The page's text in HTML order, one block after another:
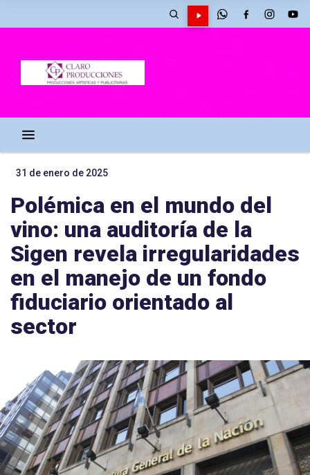
31 de enero de 2025
Polémica en el mundo del
vino: una auditoría de la
Sigen revela irregularidades
en el manejo de un fondo
fiduciario orientado al
sector